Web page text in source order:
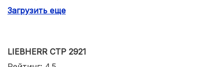
Сравнительно маленькая морозильная камера.
Загрузить еще
LIEBHERR CTP 2921